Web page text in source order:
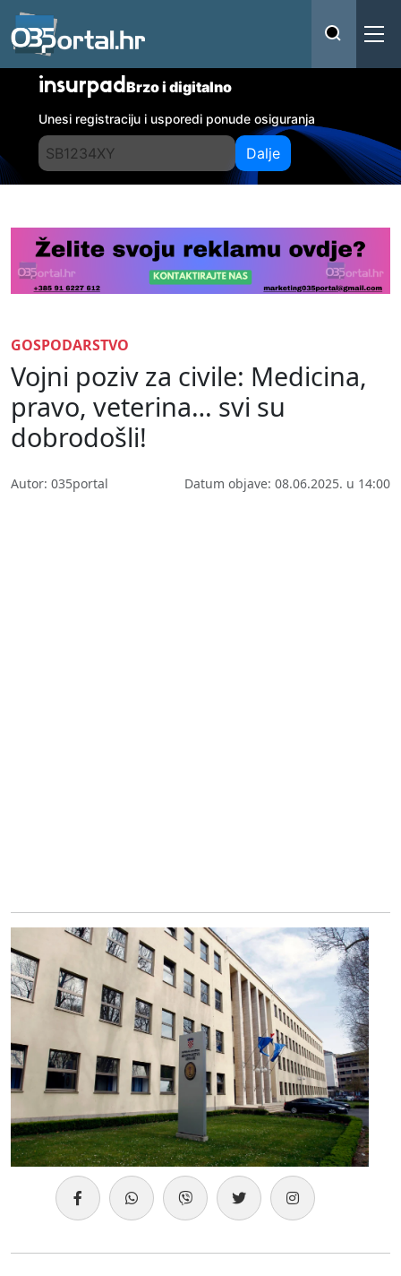
insurpadBrzo i digitalno
Unesi registraciju i usporedi ponude osiguranja
Dalje
GOSPODARSTVO
Vojni poziv za civile: Medicina,
pravo, veterina… svi su
dobrodošli!
Autor: 035portal Datum objave: 08.06.2025. u 14:00